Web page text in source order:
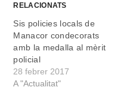
RELACIONATS
Sis policies locals de
Manacor condecorats
amb la medalla al mèrit
policial
28 febrer 2017
A "Actualitat"